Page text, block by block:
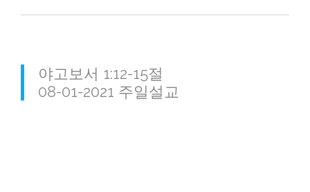
야고보서 1:12-15절
08-01-2021 주일설교